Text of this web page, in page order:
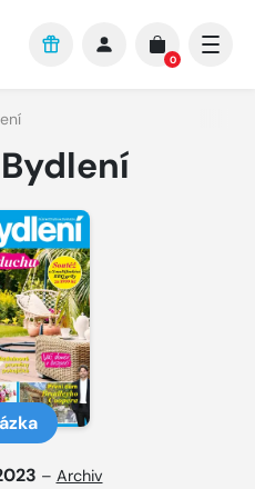
0
Bydlení
– Archiv